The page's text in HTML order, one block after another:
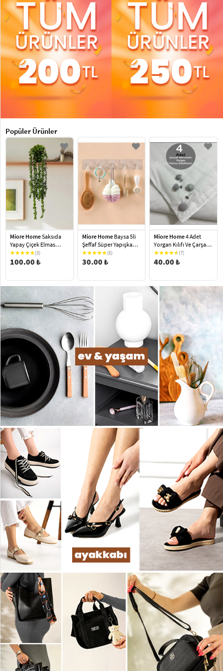
Popüler Ürünler
Miore HomeSaksıda
Yapay Çiçek Elmas
Yoğun Yapraklı Koyu
Yeşil Okaliptus Sarkıtı
(3)
100.00 ₺
Miore Home Baysa 5li
Şeffaf Süper Yapışkan
Askı Banyo Mutfak
Düzenleyici Askı Şeffaf
(5)
30.00 ₺
Miore Home4 Adet
Yorgan Kılıfı Ve Çarşaf
Tutucu Sabitleyici
Renkli
(7)
40.00 ₺